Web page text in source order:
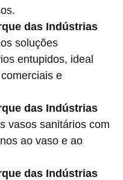
das Indústrias
soluções
entupidos, ideal
e
das Indústrias
vasos sanitários com
ao vaso e ao
das Indústrias